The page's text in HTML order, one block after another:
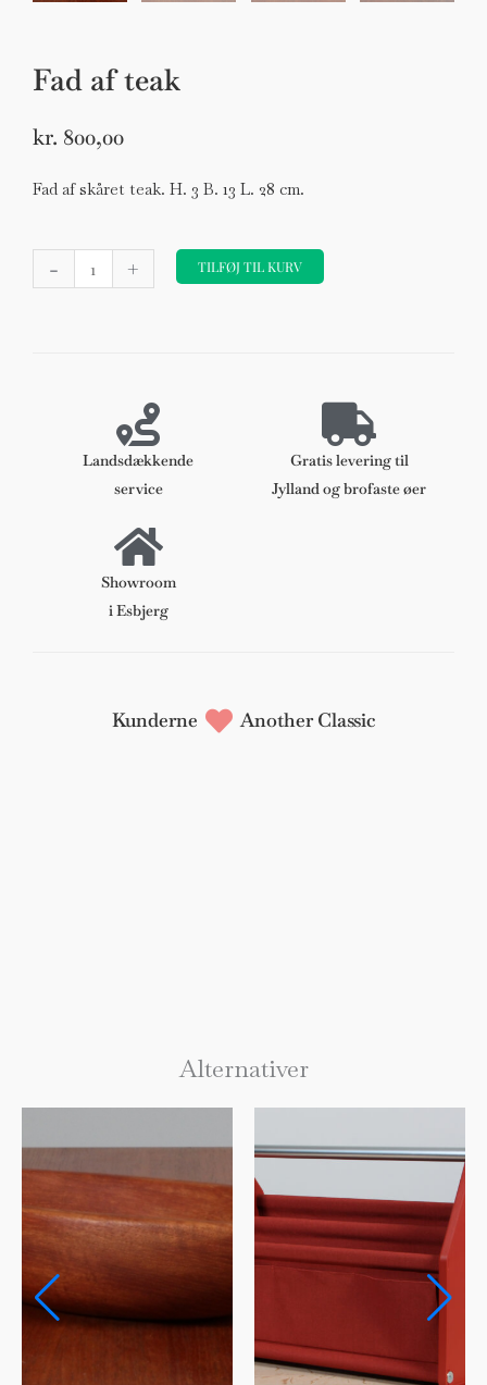
Sko til Arne Jacobsen stole
DKK 100,00
Fad af teak
kr. 800,00
Fad af skåret teak. H. 3 B. 13 L. 28 cm.
-
teak
+ TILFØJ TIL KURV
Landsdækkende
service
Gratis levering til
Jylland og brofaste øer
Showroom
i Esbjerg
Kunderne Another Classic
Alternativer